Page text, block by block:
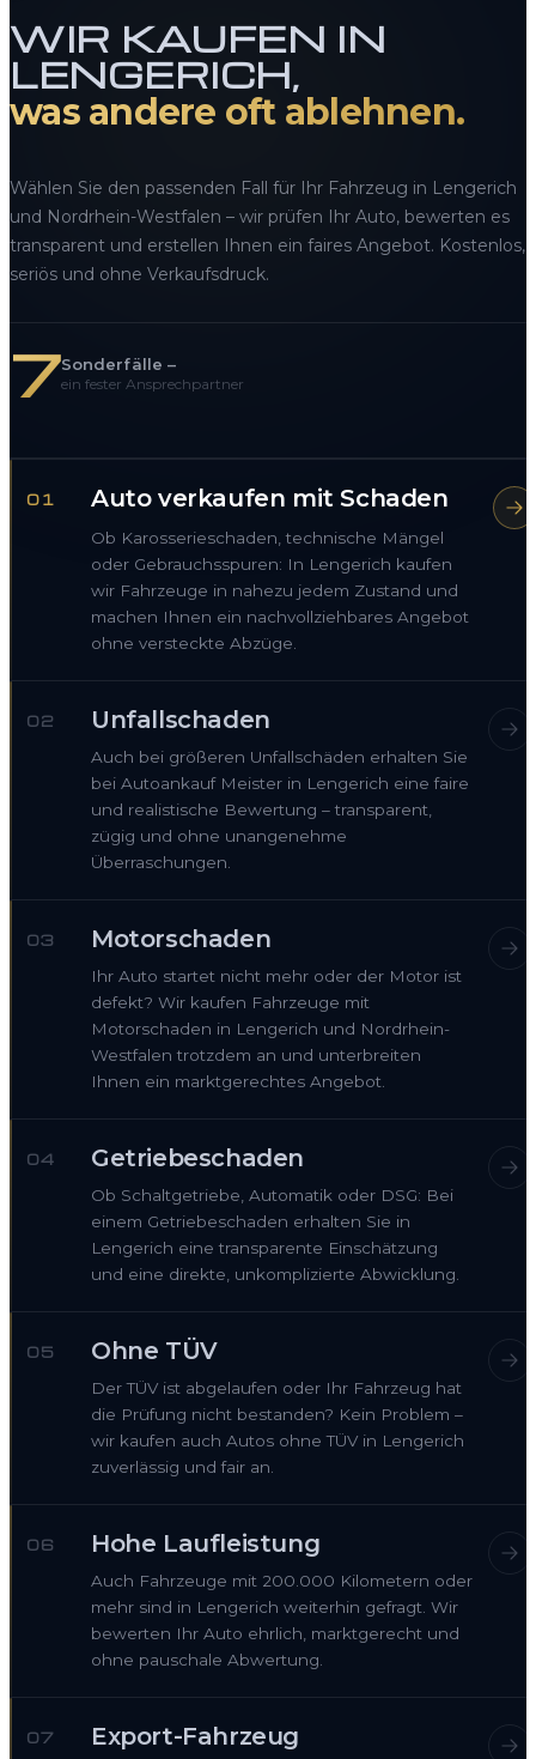
WIR KAUFEN IN
LENGERICH,
was andere oft ablehnen.
Wählen Sie den passenden Fall für Ihr Fahrzeug in Lengerich
und Nordrhein-Westfalen – wir prüfen Ihr Auto, bewerten es
transparent und erstellen Ihnen ein faires Angebot. Kostenlos,
seriös und ohne Verkaufsdruck.
7Sonderfälle –
ein fester Ansprechpartner
01 Auto verkaufen mit Schaden
Ob Karosserieschaden, technische Mängel
oder Gebrauchsspuren: In Lengerich kaufen
wir Fahrzeuge in nahezu jedem Zustand und
machen Ihnen ein nachvollziehbares Angebot
ohne versteckte Abzüge.
02 Unfallschaden
Auch bei größeren Unfallschäden erhalten Sie
bei Autoankauf Meister in Lengerich eine faire
und realistische Bewertung – transparent,
zügig und ohne unangenehme
Überraschungen.
03 Motorschaden
Ihr Auto startet nicht mehr oder der Motor ist
defekt? Wir kaufen Fahrzeuge mit
Motorschaden in Lengerich und Nordrhein-
Westfalen trotzdem an und unterbreiten
Ihnen ein marktgerechtes Angebot.
04 Getriebeschaden
Ob Schaltgetriebe, Automatik oder DSG: Bei
einem Getriebeschaden erhalten Sie in
Lengerich eine transparente Einschätzung
und eine direkte, unkomplizierte Abwicklung.
05 Ohne TÜV
Der TÜV ist abgelaufen oder Ihr Fahrzeug hat
die Prüfung nicht bestanden? Kein Problem –
wir kaufen auch Autos ohne TÜV in Lengerich
zuverlässig und fair an.
06 Hohe Laufleistung
Auch Fahrzeuge mit 200.000 Kilometern oder
mehr sind in Lengerich weiterhin gefragt. Wir
bewerten Ihr Auto ehrlich, marktgerecht und
ohne pauschale Abwertung.
07 Export-Fahrzeug